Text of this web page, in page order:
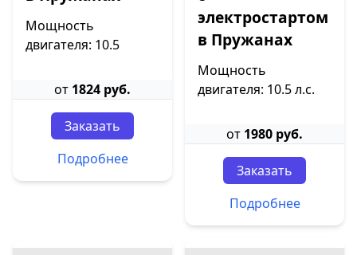
Мощность
двигателя: 10.5
от 1824 руб.
Заказать
Подробнее
электростартом
в Пружанах
Мощность
двигателя: 10.5 л.с.
от 1980 руб.
Заказать
Подробнее